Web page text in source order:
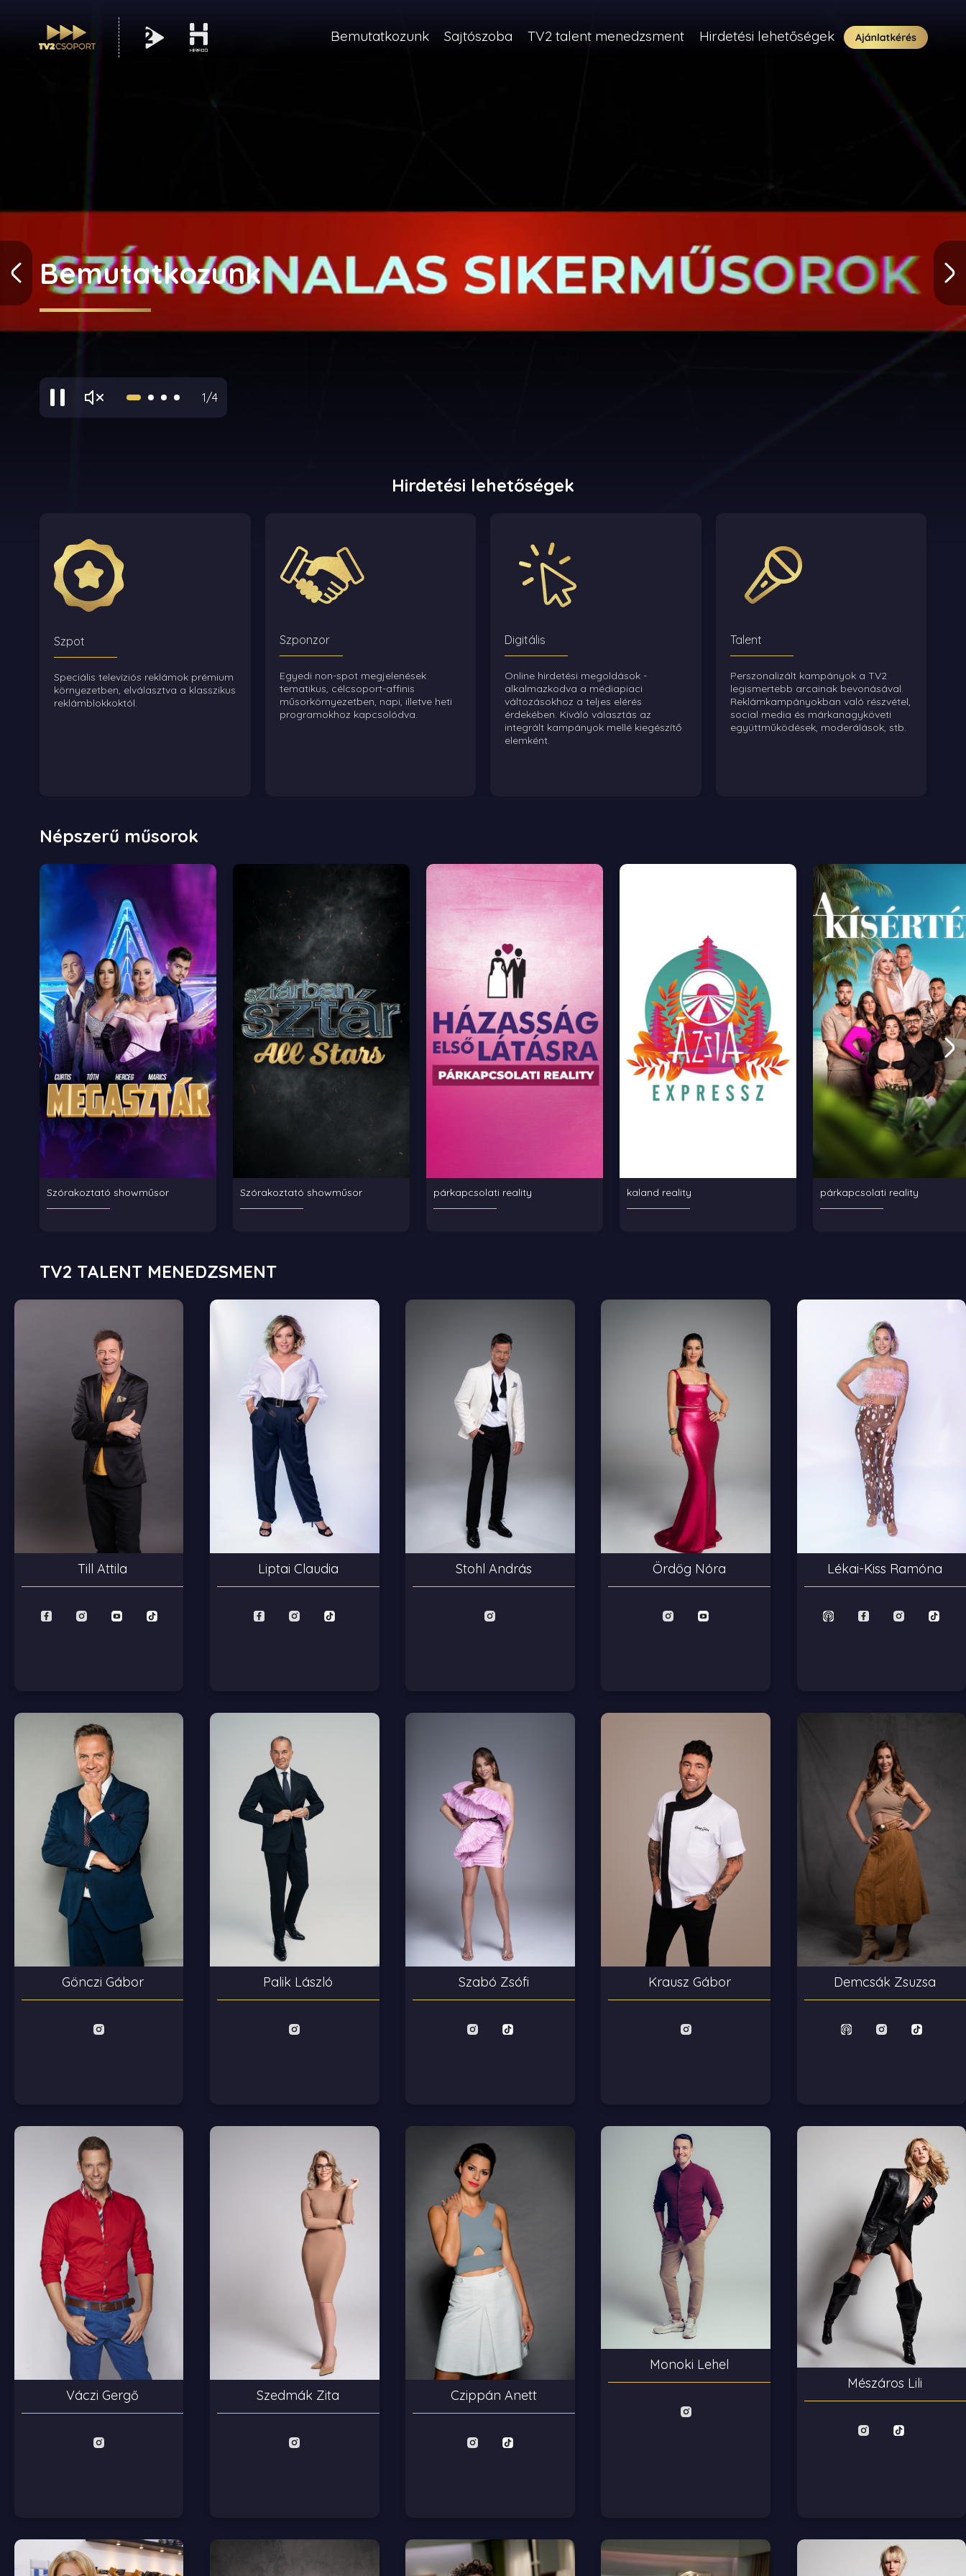
Bemutatkozunk Sajtószoba TV2 talent menedzsment Hirdetési lehetőségek
Bemutatkozunk
1/4
Hirdetési lehetőségek
Szpot
Speciális televíziós reklámok prémium
környezetben, elválasztva a klasszikus
reklámblokkoktól.
Szponzor
Egyedi non-spot megjelenések
tematikus, célcsoport-affinis
műsorkörnyezetben, napi, illetve heti
programokhoz kapcsolódva.
Digitális
Online hirdetési megoldások -
alkalmazkodva a médiapiaci
változásokhoz a teljes elérés
érdekében. Kiváló választás az
integrált kampányok mellé kiegészítő
elemként.
Talent
Perszonalizált kampányok a TV2
legismertebb arcainak bevonásával.
Reklámkampányokban való részvétel,
social media és márkanagyköveti
együttműködések, moderálások, stb.
Népszerű műsorok
Szórakoztató showműsor Szórakoztató showműsor párkapcsolati reality kaland reality párkapcsolati reality
TV2 TALENT MENEDZSMENT
Till Attila Liptai Claudia Stohl András Ördög Nóra Lékai-Kiss Ramóna
Gönczi Gábor Palik László Szabó Zsófi Krausz Gábor Demcsák Zsuzsa
Váczi Gergő Szedmák Zita Czippán Anett
Monoki Lehel
Mészáros Lili